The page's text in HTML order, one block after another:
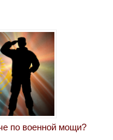
по военной мощи?